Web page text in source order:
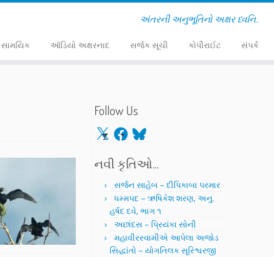
અંતરની અનુભૂતિનો અક્ષર ધ્વનિ..
સામયિક ઑડિયો અક્ષરનાદ સર્જક સૂચી કોપીરાઈટ સંપર્ક
Follow Us
X Facebook
Bluesky
નવી કૃતિઓ…
સર્જન સાહેબ – દીપિકાબા પરમાર
ધમ્મપદ – ઋષિકેશ શરણ, અનુ.
હર્ષદ દવે, ભાગ ૧
અછાંદસ – પ્રિયંકા સોની
મહાવીરસ્વામીએ આપેલા અજોડ
સિદ્ધાંતો – યોગતિલક સૂરિશ્વરજી